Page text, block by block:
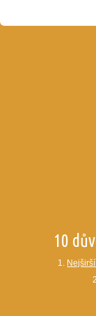
10
1.